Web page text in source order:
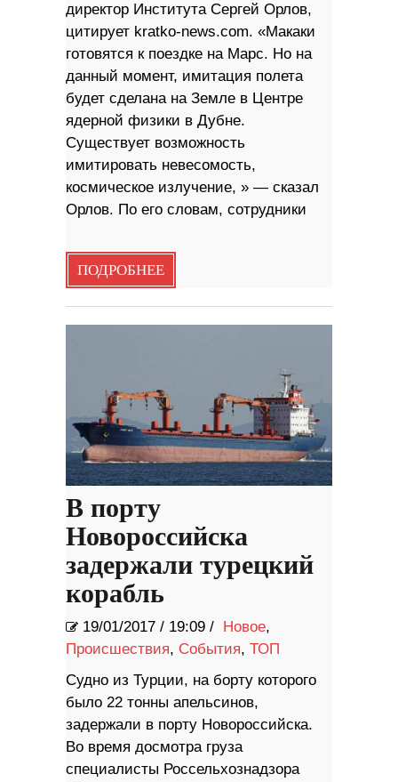
директор Института Сергей Орлов,
цитирует kratko-news.com. «Макаки
готовятся к поездке на Марс. Но на
данный момент, имитация полета
будет сделана на Земле в Центре
ядерной физики в Дубне.
Существует возможность
имитировать невесомость,
космическое излучение, » — сказал
Орлов. По его словам, сотрудники
ПОДРОБНЕЕ
В порту
Новороссийска
задержали турецкий
корабль
19/01/2017 / 19:09 / Новое,
Происшествия, События, ТОП
Судно из Турции, на борту которого
было 22 тонны апельсинов,
задержали в порту Новороссийска.
Во время досмотра груза
специалисты Россельхознадзора